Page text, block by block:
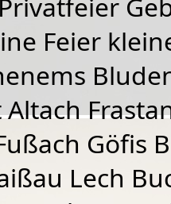
Feier
Altach
Göfis
Lech